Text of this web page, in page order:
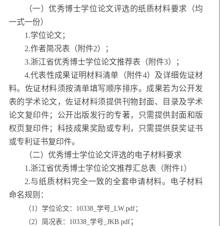
（一）优秀博士学位论文评选的纸质材料要求（均
一式一份）
1.学位论文；
2.作者简况表（附件2）；
3.浙江省优秀博士学位论文推荐表（附件3）；
4.代表性成果证明材料清单（附件4）及详细佐证材
料。佐证材料须按清单填写顺序排序。成果若为公开发
表的学术论文，佐证材料须提供刊物封面、目录及学术
论文复印件；公开出版发行的专著，只需提供封面和版
权页复印件；科技成果奖励或专利，只需提供获奖证书
或专利证书复印件。
（二）优秀博士学位论文评选的电子材料要求
1.浙江省优秀博士学位论文推荐汇总表（附件1）
2.与纸质材料完全一致的全套申请材料。电子材料
命名规则：
（1）学位论文：10338_学号_LW.pdf；
（2）简况表：10338_学号_JKB.pdf；